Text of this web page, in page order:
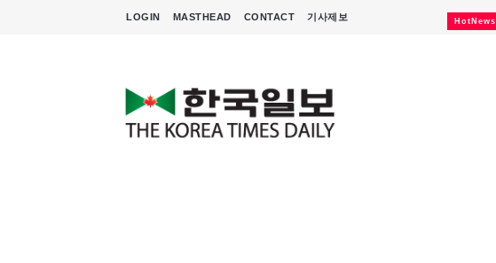
LOGIN MASTHEAD CONTACT 기사제보 HotNews